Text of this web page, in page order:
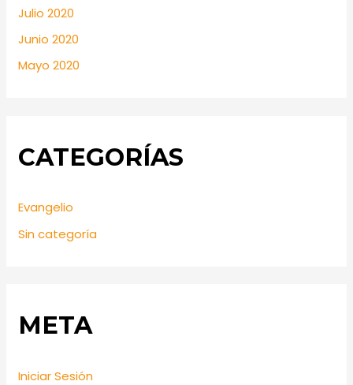
Julio 2020
Junio 2020
Mayo 2020
CATEGORÍAS
Evangelio
Sin categoría
META
Iniciar Sesión